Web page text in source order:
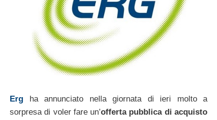
Erg ha annunciato nella giornata di ieri molto a
sorpresa di voler fare un’offerta pubblica di acquisto